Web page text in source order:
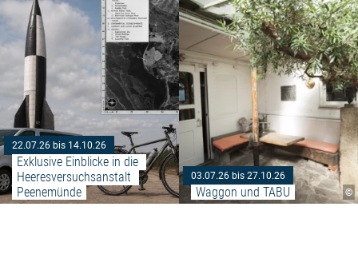
22.07.26 bis 14.10.26
Exklusive Einblicke in die
Heeresversuchsanstalt
Peenemünde
©
03.07.26 bis 27.10.26
Waggon und TABU